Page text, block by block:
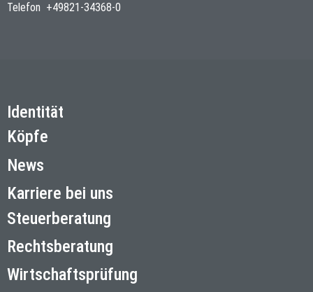
Telefon +49821-34368-0
Identität
Köpfe
News
Karriere bei uns
Steuerberatung
Rechtsberatung
Wirtschaftsprüfung